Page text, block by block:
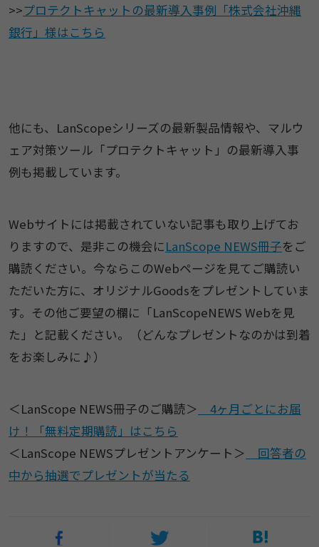
>>プロテクトキャットの最新導入事例「株式会社沖縄
銀行」様はこちら
他にも、LanScopeシリーズの最新製品情報や、マルウ
ェア対策ツール「プロテクトキャット」の最新導入事
例も掲載しています。
Webサイトには掲載されていない記事も取り上げてお
りますので、是非この機会にLanScope NEWS冊子をご
購読ください。今ならこのWebページを見てご購読い
ただいた方に、オリジナルGoodsをプレゼントしていま
す。その他ご要望の欄に「LanScopeNEWS Webを見
た」と記載ください。（どんなプレゼントなのかは到着
をお楽しみに♪）
＜LanScope NEWS冊子のご購読＞ 4ヶ月ごとにお届
け！「無料定期購読」はこちら
＜LanScope NEWSプレゼントアンケート＞ 回答者の
中から抽選でプレゼントが当たる